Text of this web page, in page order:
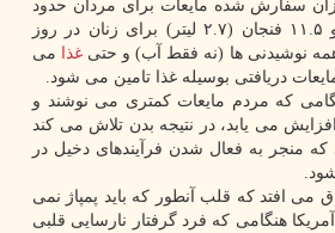
سفارش شده مایعات برای مردان حدود
۱۵.۵ فنجان (۳.۷ لیتر) و ۱۱.۵ فنجان (۲.۷ لیتر) برای زنان در روز
نوشیدنی ها (نه فقط آب) و حتی غذا می
که مردم مایعات کمتری می نوشند و
می یابد، در نتیجه بدن تلاش می کند
منجر به فعال شدن فرآیندهای دخیل در
می افتد که قلب آنطور که باید پمپاژ نمی
هنگامی که فرد گرفتار نارسایی قلبی